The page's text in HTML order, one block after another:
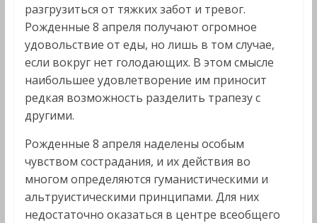
разгрузиться от тяжких забот и тревог.
Рожденные 8 апреля получают огромное
удовольствие от еды, но лишь в том случае,
если вокруг нет голодающих. В этом смысле
наибольшее удовлетворение им приносит
редкая возможность разделить трапезу с
другими.
Рожденные 8 апреля наделены особым
чувством сострадания, и их действия во
многом определяются гуманистическими и
альтруистическими принципами. Для них
недостаточно оказаться в центре всеобщего